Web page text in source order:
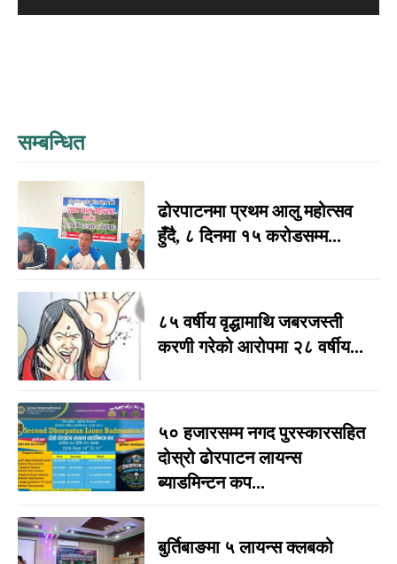
सम्बन्धित
ढोरपाटनमा प्रथम आलु महोत्सव
हुँदै, ८ दिनमा १५ करोडसम्म...
८५ वर्षीय वृद्धामाथि जबरजस्ती
करणी गरेको आरोपमा २८ वर्षीय...
५० हजारसम्म नगद पुरस्कारसहित
दोस्रो ढोरपाटन लायन्स
ब्याडमिन्टन कप...
बुर्तिबाङमा ५ लायन्स क्लबको